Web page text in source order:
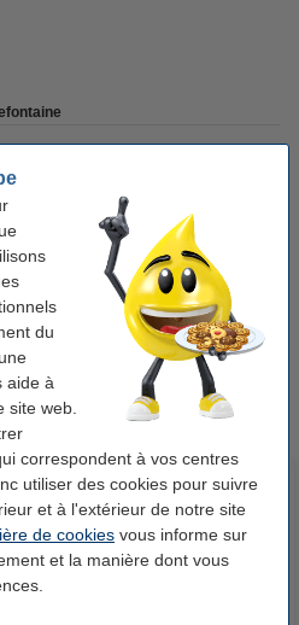
du
aide à
site web.
correspondent à vos centres
utiliser des cookies pour suivre
et à l'extérieur de notre site
de cookies vous informe sur
et la manière dont vous